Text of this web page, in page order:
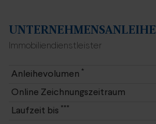
UNTERNEHMENSANLEIHE
Immobiliendienstleister
Anleihevolumen *
Online Zeichnungszeitraum
Laufzeit bis ***